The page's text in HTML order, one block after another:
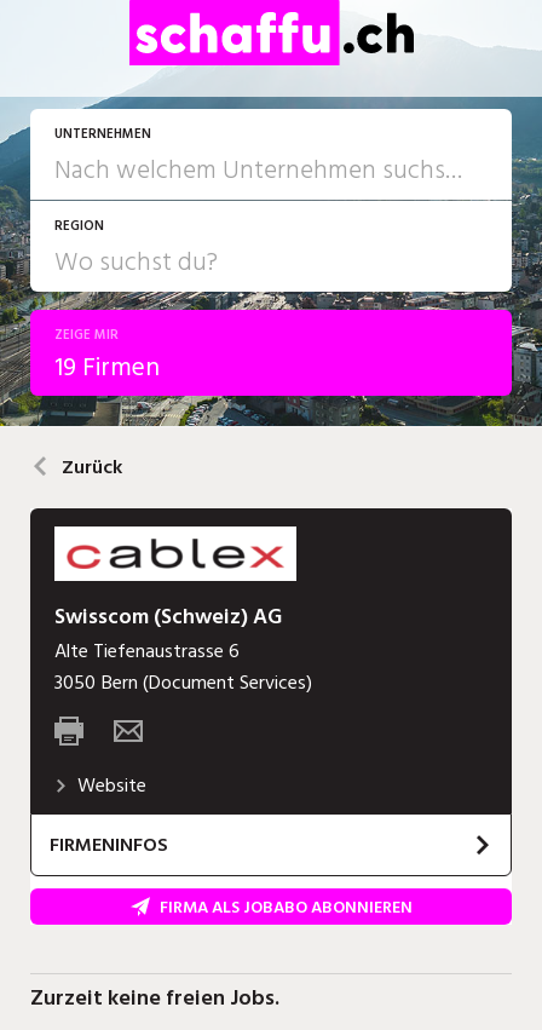
UNTERNEHMEN
REGION
ZEIGE MIR
19 Firmen
Zurück
Swisscom (Schweiz) AG
Alte Tiefenaustrasse 6
3050 Bern (Document Services)
Website
FIRMENINFOS
FIRMA ALS JOBABO ABONNIEREN
Zurzeit keine freien Jobs.